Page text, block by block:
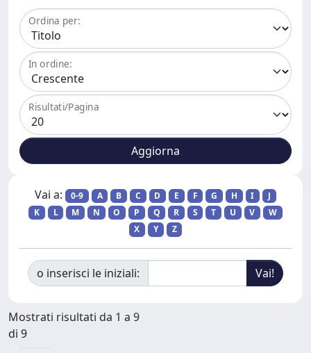
Ordina per:
In ordine:
Risultati/Pagina
Vai a: 0-9 A B C D E F G H I
J
K
L M N O P Q R S T U V
W
X
Y Z
o inserisci le iniziali:
Mostrati risultati da 1 a 9
di 9